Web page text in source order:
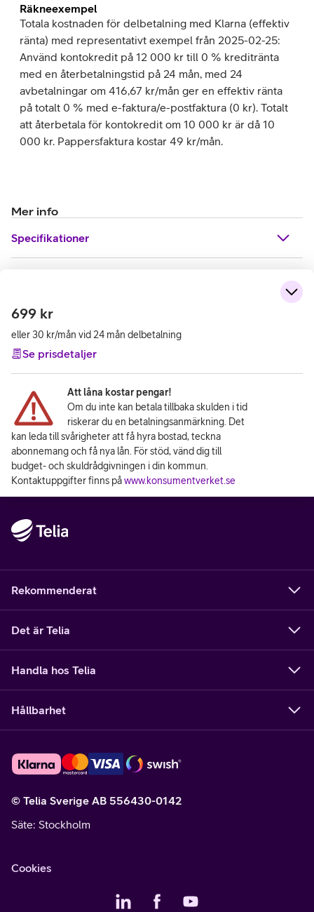
Räkneexempel
Totala kostnaden för delbetalning med Klarna (effektiv
ränta) med representativt exempel från 2025-02-25:
Använd kontokredit på 12 000 kr till 0 % kreditränta
med en återbetalningstid på 24 mån, med 24
avbetalningar om 416,67 kr/mån ger en effektiv ränta
på totalt 0 % med e-faktura/e-postfaktura (0 kr). Totalt
att återbetala för kontokredit om 10 000 kr är då 10
000 kr. Pappersfaktura kostar 49 kr/mån.
Mer info
Specifikationer
699 kr
eller 30 kr/mån vid 24 mån delbetalning
Se prisdetaljer
Att låna kostar pengar!
Om du inte kan betala tillbaka skulden i tid
riskerar du en betalningsanmärkning. Det
kan leda till svårigheter att få hyra bostad, teckna
abonnemang och få nya lån. För stöd, vänd dig till
budget- och skuldrådgivningen i din kommun.
Kontaktuppgifter finns påwww.konsumentverket.se
Rekommenderat
Det är Telia
Handla hos Telia
Hållbarhet
© Telia Sverige AB 556430-0142
Säte: Stockholm
Cookies